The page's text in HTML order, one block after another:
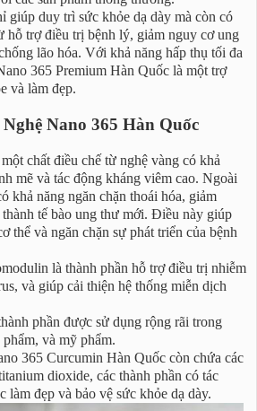
giúp duy trì sức khỏe dạ dày mà còn có
hỗ trợ điều trị bệnh lý, giảm nguy cơ ung
lão hóa. Với khả năng hấp thụ tối đa
365 Premium Hàn Quốc là một trợ
và làm đẹp.
Nano 365 Hàn Quốc
chất điều chế từ nghệ vàng có khả
mẽ và tác động kháng viêm cao. Ngoài
khả năng ngăn chặn thoái hóa, giảm
tế bào ung thư mới. Điều này giúp
thể và ngăn chặn sự phát triển của bệnh
là thành phần hỗ trợ điều trị nhiễm
và giúp cải thiện hệ thống miễn dịch
phần được sử dụng rộng rãi trong
và mỹ phẩm.
365 Curcumin Hàn Quốc còn chứa các
dioxide, các thành phần có tác
làm đẹp và bảo vệ sức khỏe dạ dày.